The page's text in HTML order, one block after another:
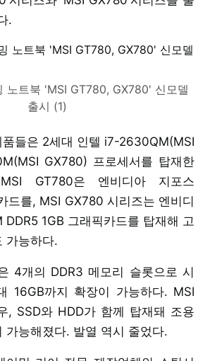
.
노트북 'MSI GT780, GX780' 신모델
출시 (1)
품들은 2세대 인텔 i7-2630QM(MSI
GX780) 프로세서를 탑재한
GT780은 엔비디아 지포스
드를, MSI GX780 시리즈는 엔비디
1GB 그래픽카드를 탑재해 고
가능하다.
4개의 DDR3 메모리 슬롯으로 시
16GB까지 확장이 가능하다. MSI
, SSD와 HDD가 함께 탑재돼 조용
가능해졌다. 발열 역시 줄었다.